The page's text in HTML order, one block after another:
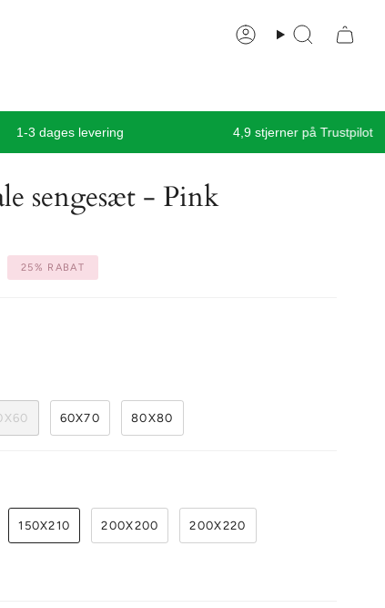
Konti Søg
3 dages levering 4,9 stjerner på Trustpilot
sengesæt - Pink
25% RABAT
60X70 80X80
150X210 200X200 200X220